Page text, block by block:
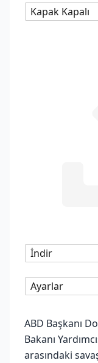
Kapak Kapalı
İndir
Ayarlar
ABD Başkanı
Bakanı
arasındaki